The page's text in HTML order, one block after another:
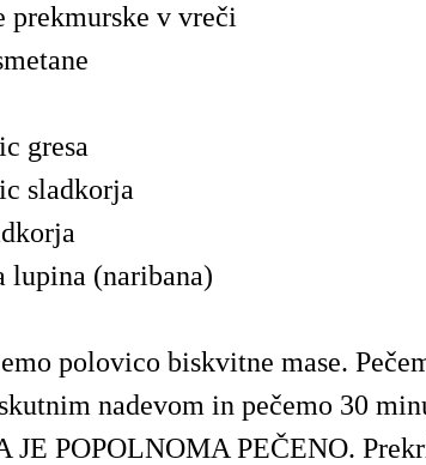
prekmurske v vreči
gresa
sladkorja
lupina (naribana)
polovico biskvitne mase.
nadevom in pečemo 30
JE POPOLNOMA PEČENO.